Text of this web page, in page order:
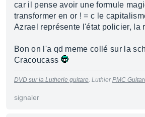
car il pense avoir une formule
transformer en or ! = c le
Azrael représente l'état policier, la
Bon on l'a qd meme collé sur la
Cracoucass
DVD sur la Lutherie guitare. LuthierPMC
signaler